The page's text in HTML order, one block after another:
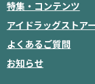
特集・コンテンツ
アイドラッグストア
よくあるご質問
お知らせ